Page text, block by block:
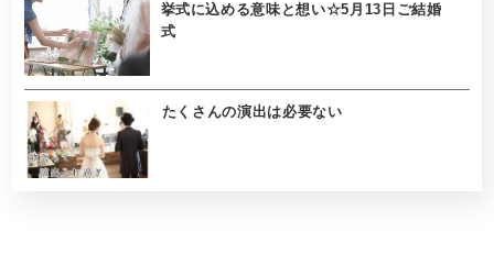
挙式に込める意味と想い☆5月13日ご結婚
式
たくさんの演出は必要ない